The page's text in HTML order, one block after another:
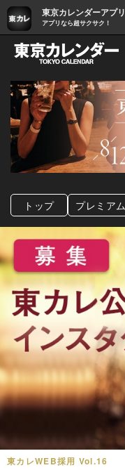
東京カレンダーアプリ
アプリなら超サクサク！
トップ プレミアム
東カレWEB採用 Vol.16